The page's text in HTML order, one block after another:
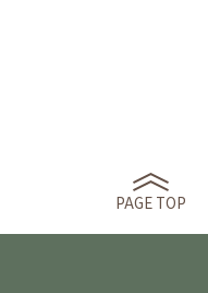
PAGE TOP